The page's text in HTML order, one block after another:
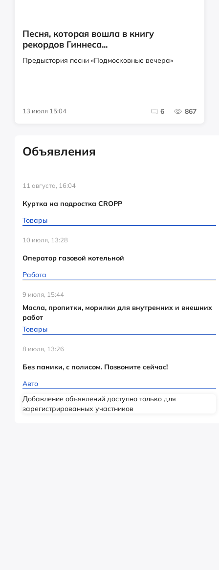
Песня, которая вошла в книгу
рекордов Гиннеса...
Предыстория песни «Подмосковные вечера»
13 июля 15:04 6 867
Объявления
11 августа, 16:04
Куртка на подростка CROPP
Товары
10 июля, 13:28
Оператор газовой котельной
Работа
9 июля, 15:44
Масла, пропитки, морилки для внутренних и внешних
работ
Товары
8 июля, 13:26
Без паники, с полисом. Позвоните сейчас!
Авто
Добавление объявлений доступно только для
зарегистрированных участников